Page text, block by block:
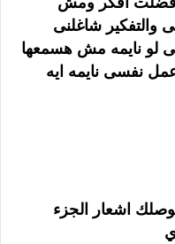
والتفكير شاغلنى
لو نايمه مش هسمعها
نفسى نايمه ايه
يوصلك اشعار الجزء